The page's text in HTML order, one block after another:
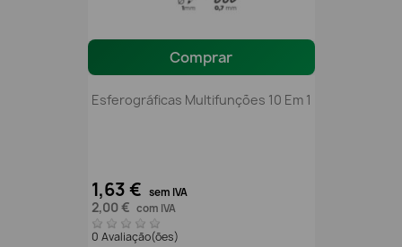
Comprar
Esferográficas Multifunções 10 Em 1
1,63 € sem IVA
2,00 € com IVA
0 Avaliação(ões)